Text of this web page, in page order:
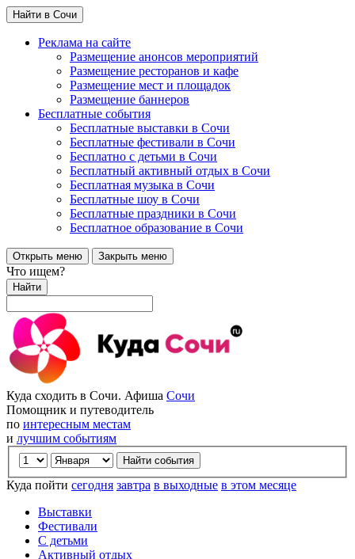
Найти в Сочи
Реклама на сайте
Размещение анонсов мероприятий
Размещение ресторанов и кафе
Размещение мест и площадок
Размещение баннеров
Бесплатные события
Бесплатные выставки в Сочи
Бесплатные фестивали в Сочи
Бесплатно с детьми в Сочи
Бесплатный активный отдых в Сочи
Бесплатная музыка в Сочи
Бесплатные шоу в Сочи
Бесплатные праздники в Сочи
Бесплатное образование в Сочи
Открыть меню Закрыть меню
Что ищем?
Найти
Куда сходить в Сочи. Афиша Сочи
Помощник и путеводитель
по интересным местам
и лучшим событиям
Куда пойти сегодня завтра в выходные в этом месяце
Выставки
Фестивали
С детьми
Активный отдых